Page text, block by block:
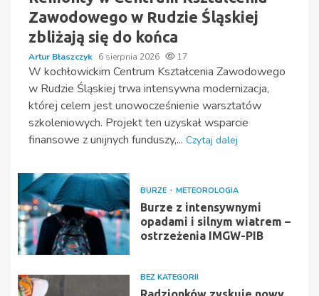
Zawodowego w Rudzie Śląskiej
zbliżają się do końca
Artur Błaszczyk 6 sierpnia 2026 17
W kochłowickim Centrum Kształcenia Zawodowego
w Rudzie Śląskiej trwa intensywna modernizacja,
której celem jest unowocześnienie warsztatów
szkoleniowych. Projekt ten uzyskał wsparcie
finansowe z unijnych funduszy,... Czytaj dalej
BURZE METEOROLOGIA
Burze z intensywnymi
opadami i silnym wiatrem –
ostrzeżenia IMGW-PIB
BEZ KATEGORII